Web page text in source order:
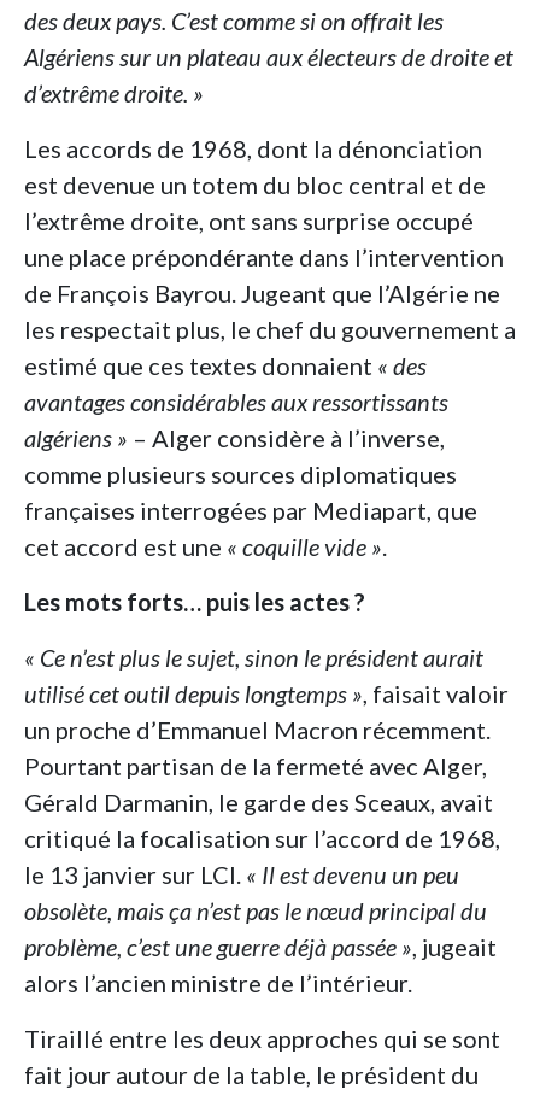
des deux pays. C’est comme si on offrait les
Algériens sur un plateau aux électeurs de droite et
d’extrême droite. »
Les accords de 1968, dont la dénonciation
est devenue un totem du bloc central et de
l’extrême droite, ont sans surprise occupé
une place prépondérante dans l’intervention
de François Bayrou. Jugeant que l’Algérie ne
les respectait plus, le chef du gouvernement a
estimé que ces textes donnaient « des
avantages considérables aux ressortissants
algériens » – Alger considère à l’inverse,
comme plusieurs sources diplomatiques
françaises interrogées par Mediapart, que
cet accord est une « coquille vide ».
Les mots forts… puis les actes ?
« Ce n’est plus le sujet, sinon le président aurait
utilisé cet outil depuis longtemps », faisait valoir
un proche d’Emmanuel Macron récemment.
Pourtant partisan de la fermeté avec Alger,
Gérald Darmanin, le garde des Sceaux, avait
critiqué la focalisation sur l’accord de 1968,
le 13 janvier sur LCI. « Il est devenu un peu
obsolète, mais ça n’est pas le nœud principal du
problème, c’est une guerre déjà passée », jugeait
alors l’ancien ministre de l’intérieur.
Tiraillé entre les deux approches qui se sont
fait jour autour de la table, le président du